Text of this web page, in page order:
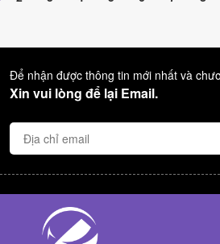
Để nhận được thông tin mới nhất và
Xin vui lòng để lại Email.